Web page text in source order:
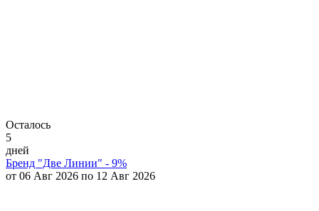
Осталось
5
дней
Бренд "Две Линии" - 9%
от 06 Авг 2026 по 12 Авг 2026